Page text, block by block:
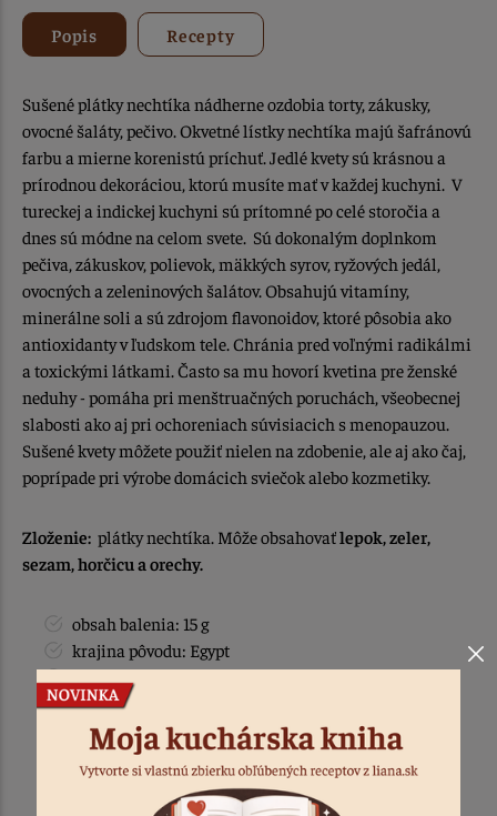
Popis Recepty
Sušené plátky nechtíka nádherne ozdobia torty, zákusky,
ovocné šaláty, pečivo. Okvetné lístky nechtíka majú šafránovú
farbu a mierne korenistú príchuť. Jedlé kvety sú krásnou a
prírodnou dekoráciou, ktorú musíte mať v každej kuchyni. V
tureckej a indickej kuchyni sú prítomné po celé storočia a
dnes sú módne na celom svete. Sú dokonalým doplnkom
pečiva, zákuskov, polievok, mäkkých syrov, ryžových jedál,
ovocných a zeleninových šalátov. Obsahujú vitamíny,
minerálne soli a sú zdrojom flavonoidov, ktoré pôsobia ako
antioxidanty v ľudskom tele. Chránia pred voľnými radikálmi
a toxickými látkami. Často sa mu hovorí kvetina pre ženské
neduhy - pomáha pri menštruačných poruchách, všeobecnej
slabosti ako aj pri ochoreniach súvisiacich s menopauzou.
Sušené kvety môžete použiť nielen na zdobenie, ale aj ako čaj,
poprípade pri výrobe domácich sviečok alebo kozmetiky.
Zloženie: plátky nechtíka. Môže obsahovaťlepok, zeler,
sezam, horčicu a orechy.
obsah balenia: 15 g
krajina pôvodu: Egypt
výroba a balenie: PL